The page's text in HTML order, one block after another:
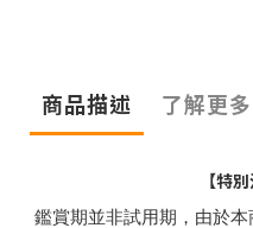
商品描述 了解更多
【特
鑑賞期並非試用期，由於